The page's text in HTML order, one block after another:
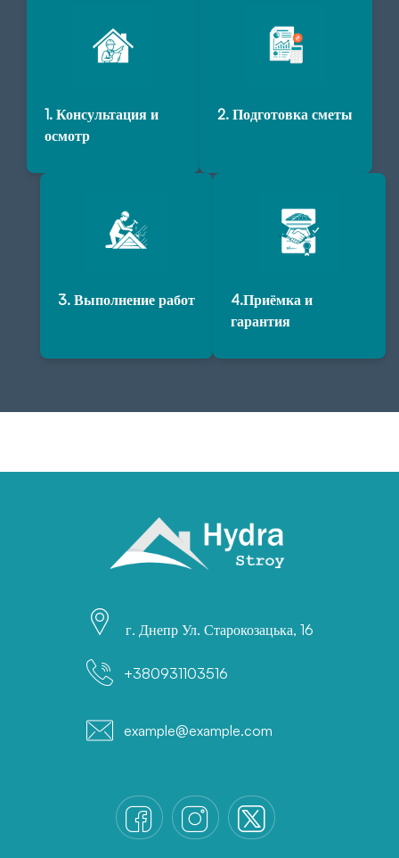
1. Консультация и
осмотр
2. Подготовка сметы
3. Выполнение работ
4.Приёмка и
гарантия
г. Днепр Ул. Старокозацька, 16
+380931103516
example@example.com